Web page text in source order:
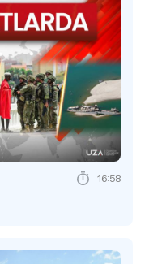
16:58